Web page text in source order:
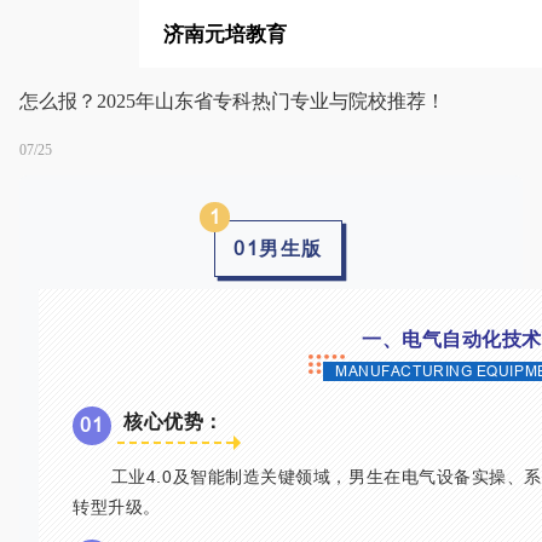
济南元培教育
怎么报？2025年山东省专科热门专业与院校推荐！
07/25
1
01男生版
一、电气自动化技术
MANUFACTURING
01 核心优势：
工业4.0及智能制造关键领域，男生在电气设备实操、系
转型升级。